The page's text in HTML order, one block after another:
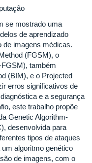
se mostrado uma
de aprendizado
de imagens médicas.
(FGSM), o
também
(BIM), e o Projected
erros significativos de
e a segurança
este trabalho propõe
Genetic Algorithm-
desenvolvida para
tipos de ataques
algoritmo genético
de imagens, com o